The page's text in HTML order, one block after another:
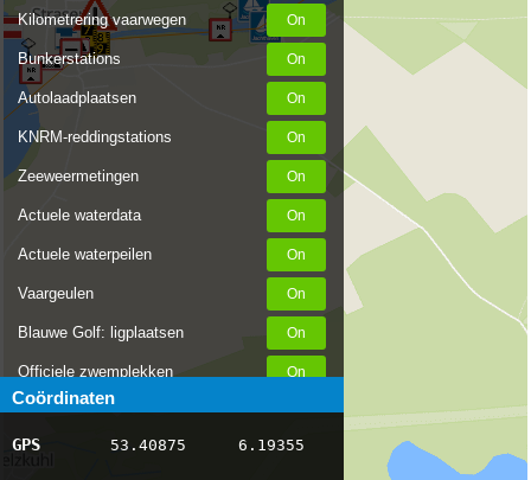
Kilometrering vaarwegen
Bunkerstations
Autolaadplaatsen
KNRM-reddingstations
Zeeweermetingen
Actuele waterdata
Actuele waterpeilen
Vaargeulen
Blauwe Golf: ligplaatsen
Officiele zwemplekken
Stremmingen/hinder
AIS scheepsposities
Coördinaten
GPS 53.40875 6.19355